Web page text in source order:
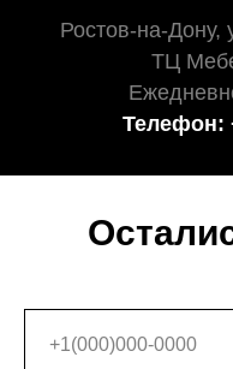
Ростов-на-Дону,
ТЦ
Телефон: